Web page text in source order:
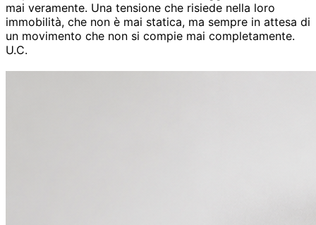
mai veramente. Una tensione che risiede nella loro
immobilità, che non è mai statica, ma sempre in attesa di
un movimento che non si compie mai completamente.
U.C.